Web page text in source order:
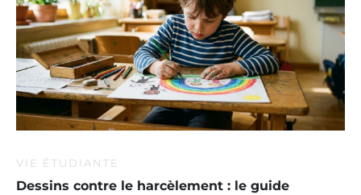
VIE ÉTUDIANTE
Dessins contre le harcèlement : le guide